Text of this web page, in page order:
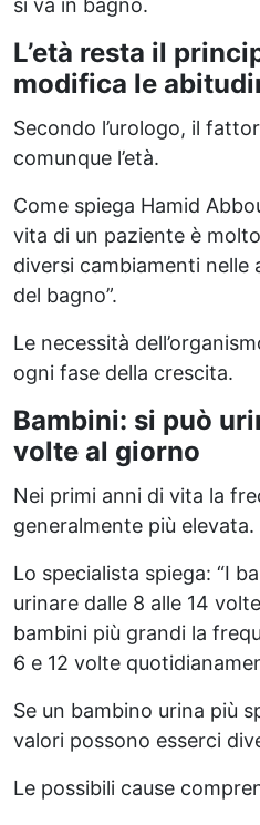
si va in bagno.
L’età resta il
modifica le
Secondo l’urologo, il
comunque l’età.
Come spiega Hamid
vita di un paziente è
diversi cambiamenti nelle
del bagno”.
Le necessità
ogni fase della crescita.
Bambini: si può
volte al giorno
Nei primi anni di vita la
generalmente più elevata.
Lo specialista spiega: “I
urinare dalle 8 alle 14
bambini più grandi la
6 e 12 volte
Se un bambino urina più
valori possono esserci
Le possibili cause